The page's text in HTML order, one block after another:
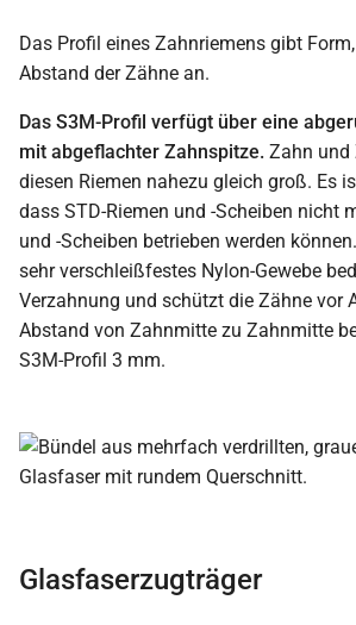
Das Profil eines Zahnriemens gibt
Abstand der Zähne an.
Das S3M-Profil verfügt über eine
mit abgeflachter Zahnspitze. Zahn und
diesen Riemen nahezu gleich groß. Es
dass STD-Riemen und -Scheiben nicht
und -Scheiben betrieben werden
sehr verschleißfestes Nylon-Gewebe
Verzahnung und schützt die Zähne vor
Abstand von Zahnmitte zu Zahnmitte
S3M-Profil 3 mm.
Glasfaserzugträger